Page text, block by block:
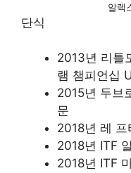
알렉
단식
2013년 리틀
램 챔피언십
2015년 두브
문
2018년 레 프
2018년 ITF
2018년 ITF